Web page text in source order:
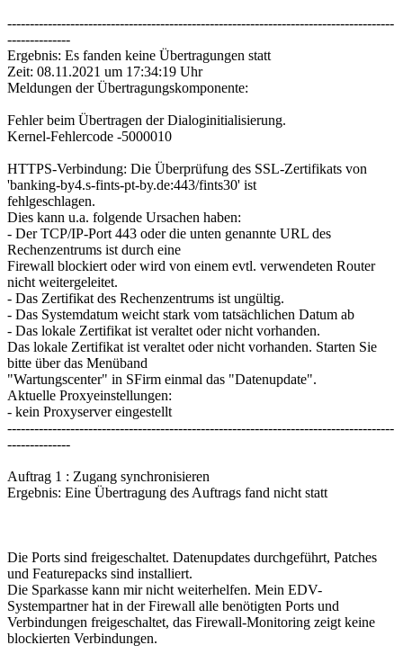
--------------------------------------------------------------------------------------
--------------
Ergebnis: Es fanden keine Übertragungen statt
Zeit: 08.11.2021 um 17:34:19 Uhr
Meldungen der Übertragungskomponente:
Fehler beim Übertragen der Dialoginitialisierung.
Kernel-Fehlercode -5000010
HTTPS-Verbindung: Die Überprüfung des SSL-Zertifikats von
'banking-by4.s-fints-pt-by.de:443/fints30' ist
fehlgeschlagen.
Dies kann u.a. folgende Ursachen haben:
- Der TCP/IP-Port 443 oder die unten genannte URL des
Rechenzentrums ist durch eine
Firewall blockiert oder wird von einem evtl. verwendeten Router
nicht weitergeleitet.
- Das Zertifikat des Rechenzentrums ist ungültig.
- Das Systemdatum weicht stark vom tatsächlichen Datum ab
- Das lokale Zertifikat ist veraltet oder nicht vorhanden.
Das lokale Zertifikat ist veraltet oder nicht vorhanden. Starten Sie
bitte über das Menüband
"Wartungscenter" in SFirm einmal das "Datenupdate".
Aktuelle Proxyeinstellungen:
- kein Proxyserver eingestellt
--------------------------------------------------------------------------------------
--------------
Auftrag 1 : Zugang synchronisieren
Ergebnis: Eine Übertragung des Auftrags fand nicht statt
Die Ports sind freigeschaltet. Datenupdates durchgeführt, Patches
und Featurepacks sind installiert.
Die Sparkasse kann mir nicht weiterhelfen. Mein EDV-
Systempartner hat in der Firewall alle benötigten Ports und
Verbindungen freigeschaltet, das Firewall-Monitoring zeigt keine
blockierten Verbindungen.